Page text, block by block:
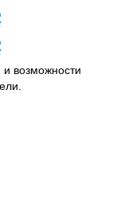
возможности